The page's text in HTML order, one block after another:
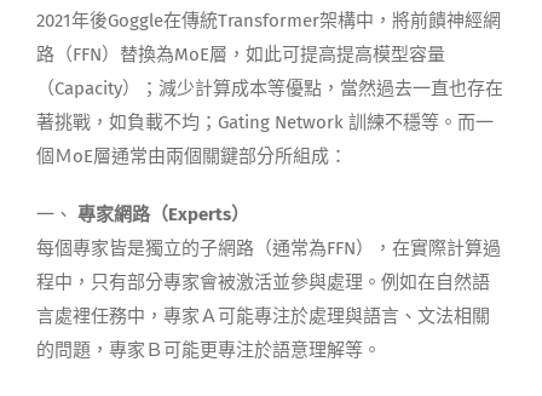
2021年後Goggle在傳統Transformer架構中，將前饋神經網
路（FFN）替換為MoE層，如此可提高提高模型容量
（Capacity）；減少計算成本等優點，當然過去一直也存在
著挑戰，如負載不均；Gating Network 訓練不穩等。而一
個ＭoE層通常由兩個關鍵部分所組成：
一、 專家網路（Experts）
每個專家皆是獨立的子網路（通常為FFN），在實際計算過
程中，只有部分專家會被激活並參與處理。例如在自然語
言處裡任務中，專家Ａ可能專注於處理與語言、文法相關
的問題，專家Ｂ可能更專注於語意理解等。